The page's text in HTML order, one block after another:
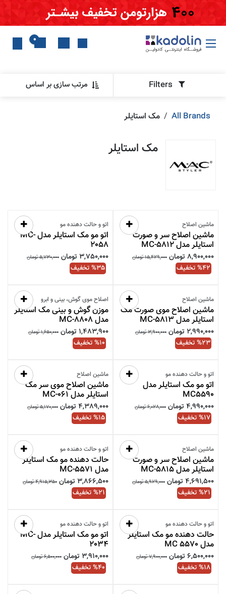
Skip to Content
0
مرتب سازی بر اساس Filters
All Brands مک استایلر
مک استایلر
ماشین اصلاح
ماشین اصلاح سر و صورت
استایلر مدل MC-5812
8,900,000 تومان 15,429,000تومان
42% تخفیف
اتو و حالت دهنده مو
اتو مو مک استایلر مدل MC-
2058
3,750,000 تومان 5,730,000تومان
35% تخفیف
ماشین اصلاح
ماشین اصلاح موی صورت مک
استایلر مدل MC-5813
2,990,000 تومان 3,900,000تومان
23% تخفیف
اصلاح موی گوش، بینی و ابرو
موزن گوش و بینی مک استایلر
مدل MC-8808
1,483,900 تومان 1,650,000تومان
10% تخفیف
اتو و حالت دهنده مو
اتو مو مک استایلر مدل
MC5590
4,990,000 تومان 6,028,000تومان
17% تخفیف
ماشین اصلاح
ماشین اصلاح موی سر مک
استایلر مدل MC-061
4,389,000 تومان 5,170,000تومان
15% تخفیف
ماشین اصلاح
ماشین اصلاح سر و صورت
استایلر مدل MC-5815
4,691,500 تومان 5,929,000تومان
21% تخفیف
اتو و حالت دهنده مو
حالت دهنده مو مک استایلر
مدل MC-5571
3,866,500 تومان 4,915,350تومان
21% تخفیف
اتو و حالت دهنده مو
حالت دهنده مو مک استایلر
مدل MC 5570
6,500,000 تومان 7,900,000تومان
18% تخفیف
اتو و حالت دهنده مو
اتو مو مک استایلر مدل MC-
2034
3,910,000 تومان 6,500,000تومان
40% تخفیف